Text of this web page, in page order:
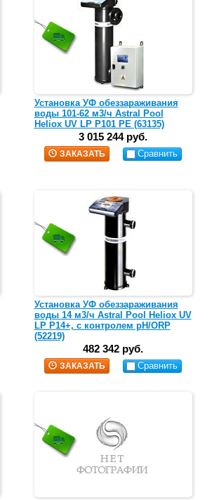
Установка УФ обеззараживания
воды 101-62 м3/ч Astral Pool
Heliox UV LP P101 PE (63135)
3 015 244 руб.
ЗАКАЗАТЬ Сравнить
Установка УФ обеззараживания
воды 14 м3/ч Astral Pool Heliox UV
LP P14+, с контролем pH/ORP
(52219)
482 342 руб.
ЗАКАЗАТЬ Сравнить